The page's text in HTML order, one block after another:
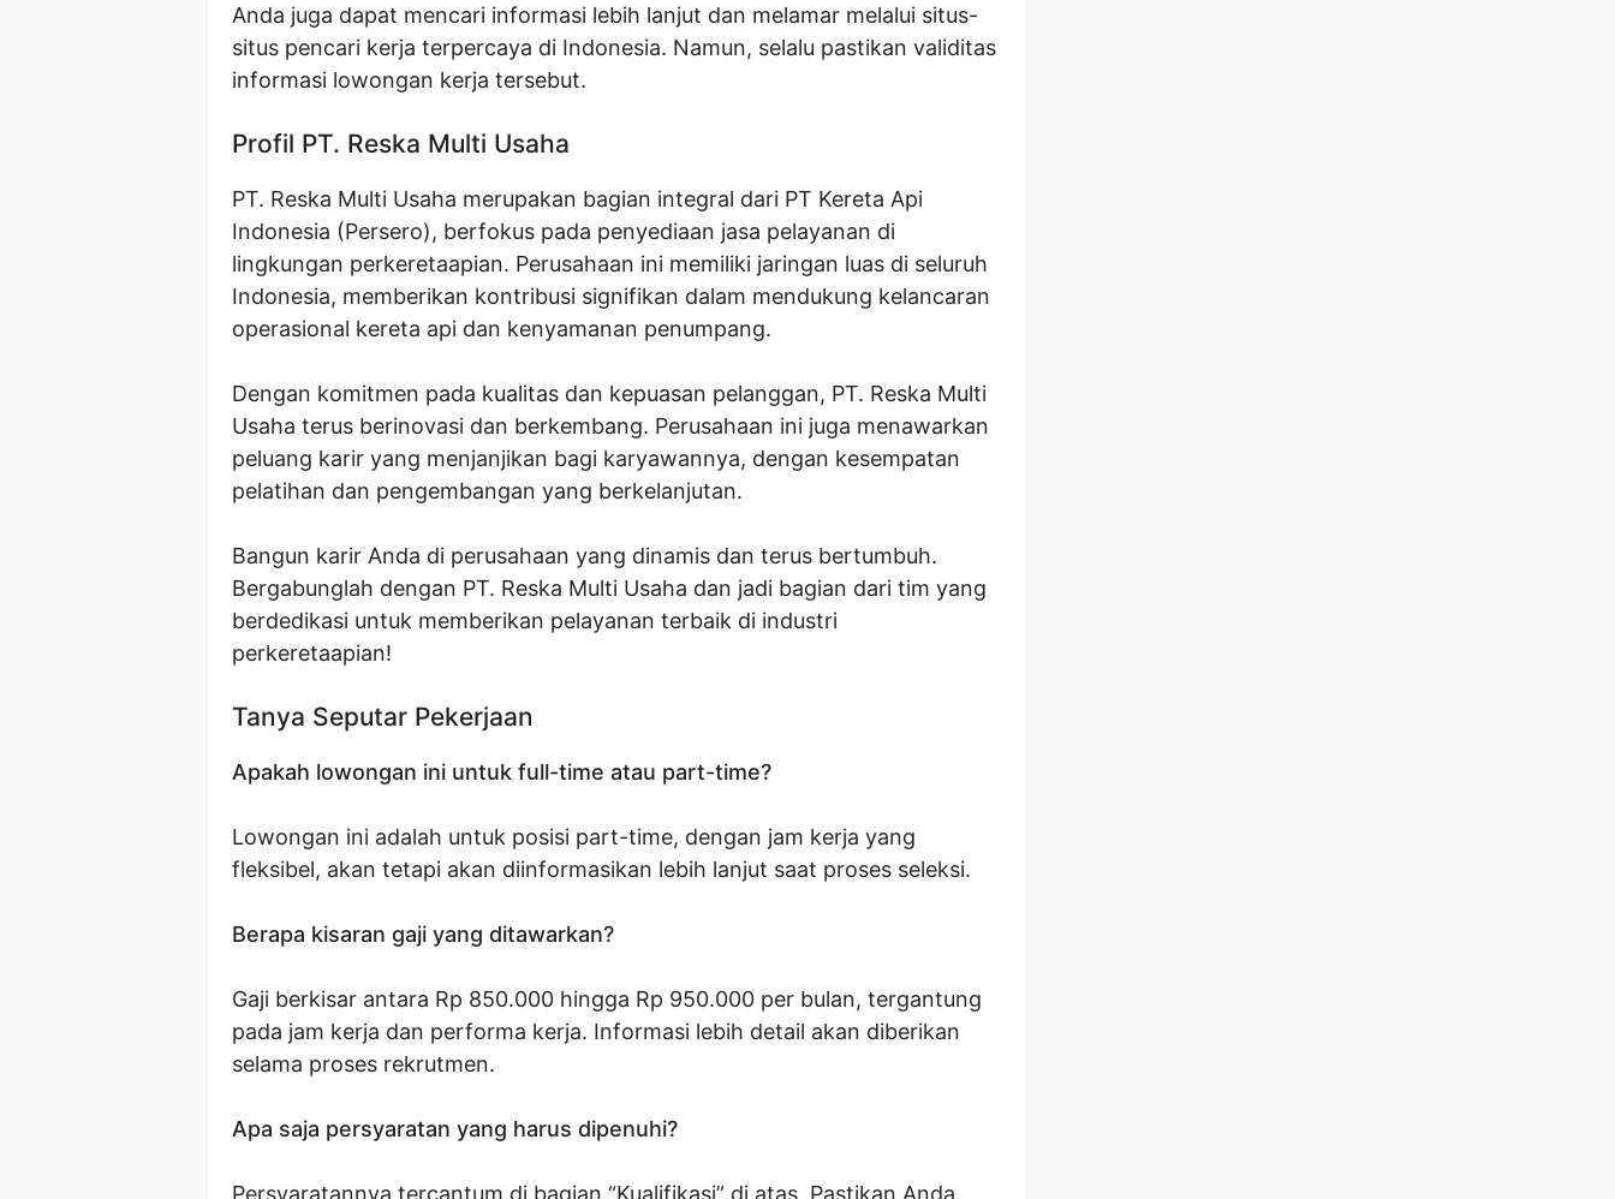
Anda juga dapat mencari informasi lebih lanjut dan melamar melalui situs-
situs pencari kerja terpercaya di Indonesia. Namun, selalu pastikan validitas
informasi lowongan kerja tersebut.
Profil PT. Reska Multi Usaha
PT. Reska Multi Usaha merupakan bagian integral dari PT Kereta Api
Indonesia (Persero), berfokus pada penyediaan jasa pelayanan di
lingkungan perkeretaapian. Perusahaan ini memiliki jaringan luas di seluruh
Indonesia, memberikan kontribusi signifikan dalam mendukung kelancaran
operasional kereta api dan kenyamanan penumpang.
Dengan komitmen pada kualitas dan kepuasan pelanggan, PT. Reska Multi
Usaha terus berinovasi dan berkembang. Perusahaan ini juga menawarkan
peluang karir yang menjanjikan bagi karyawannya, dengan kesempatan
pelatihan dan pengembangan yang berkelanjutan.
Bangun karir Anda di perusahaan yang dinamis dan terus bertumbuh.
Bergabunglah dengan PT. Reska Multi Usaha dan jadi bagian dari tim yang
berdedikasi untuk memberikan pelayanan terbaik di industri
perkeretaapian!
Tanya Seputar Pekerjaan
Apakah lowongan ini untuk full-time atau part-time?
Lowongan ini adalah untuk posisi part-time, dengan jam kerja yang
fleksibel, akan tetapi akan diinformasikan lebih lanjut saat proses seleksi.
Berapa kisaran gaji yang ditawarkan?
Gaji berkisar antara Rp 850.000 hingga Rp 950.000 per bulan, tergantung
pada jam kerja dan performa kerja. Informasi lebih detail akan diberikan
selama proses rekrutmen.
Apa saja persyaratan yang harus dipenuhi?
Persyaratannya tercantum di bagian “Kualifikasi” di atas. Pastikan Anda